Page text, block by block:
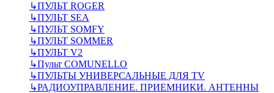
↳ПУЛЬТ ROGER
↳ПУЛЬТ SEA
↳ПУЛЬТ SOMFY
↳ПУЛЬТ SOMMER
↳ПУЛЬТ V2
↳Пульт СOMUNELLO
↳ПУЛЬТЫ УНИВЕРСАЛЬНЫЕ ДЛЯ TV
↳РАДИОУПРАВЛЕНИЕ. ПРИЕМНИКИ. АНТЕННЫ